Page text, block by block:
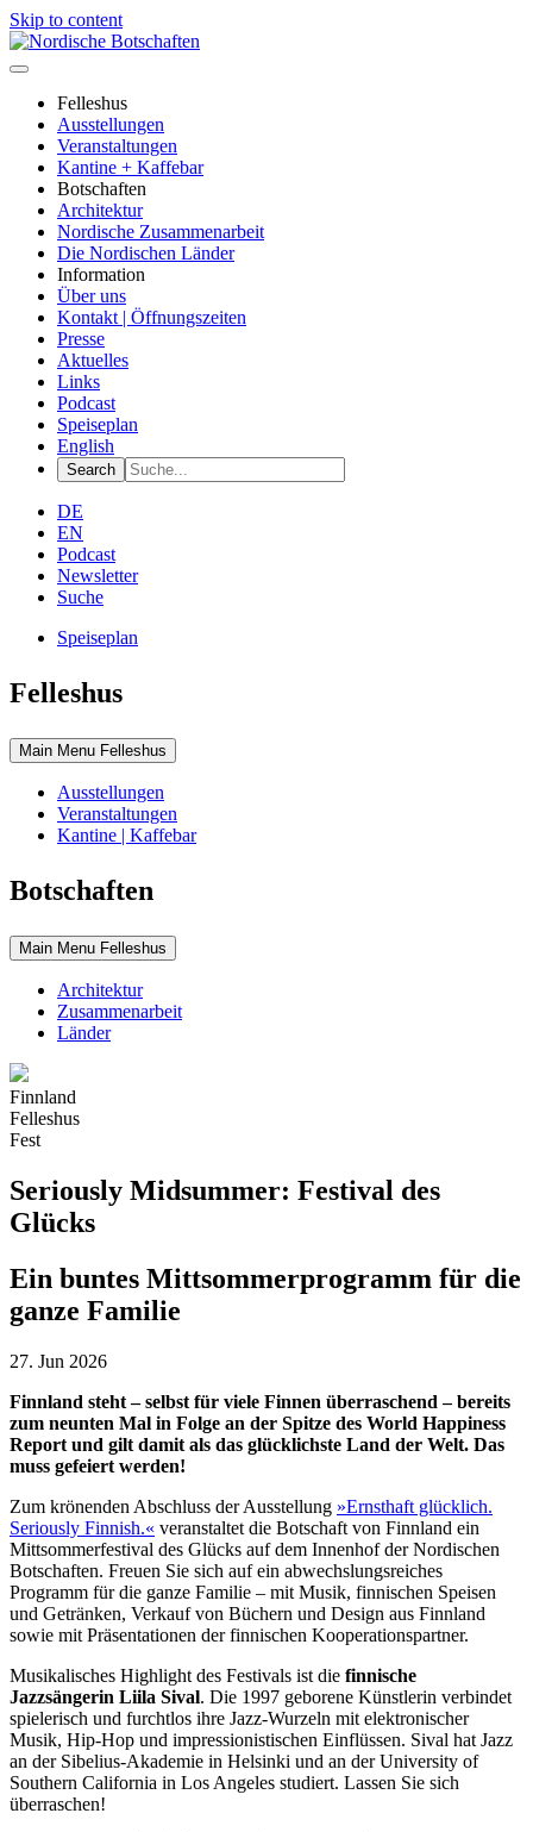
Skip to content
Felleshus
Ausstellungen
Veranstaltungen
Kantine + Kaffebar
Botschaften
Architektur
Nordische Zusammenarbeit
Die Nordischen Länder
Information
Über uns
Kontakt | Öffnungszeiten
Presse
Aktuelles
Links
Podcast
Speiseplan
English
DE
EN
Podcast
Newsletter
Suche
Speiseplan
Felleshus
Main Menu Felleshus
Ausstellungen
Veranstaltungen
Kantine | Kaffebar
Botschaften
Main Menu Felleshus
Architektur
Zusammenarbeit
Länder
Finnland
Felleshus
Fest
Seriously Midsummer: Festival des
Glücks
Ein buntes Mittsommerprogramm für die
ganze Familie
27. Jun 2026
Finnland steht – selbst für viele Finnen überraschend – bereits
zum neunten Mal in Folge an der Spitze des World Happiness
Report und gilt damit als das glücklichste Land der Welt. Das
muss gefeiert werden!
Zum krönenden Abschluss der Ausstellung »Ernsthaft glücklich.
Seriously Finnish.« veranstaltet die Botschaft von Finnland ein
Mittsommerfestival des Glücks auf dem Innenhof der Nordischen
Botschaften. Freuen Sie sich auf ein abwechslungsreiches
Programm für die ganze Familie – mit Musik, finnischen Speisen
und Getränken, Verkauf von Büchern und Design aus Finnland
sowie mit Präsentationen der finnischen Kooperationspartner.
Musikalisches Highlight des Festivals ist die finnische
Jazzsängerin Liila Sival. Die 1997 geborene Künstlerin verbindet
spielerisch und furchtlos ihre Jazz-Wurzeln mit elektronischer
Musik, Hip-Hop und impressionistischen Einflüssen. Sival hat Jazz
an der Sibelius-Akademie in Helsinki und an der University of
Southern California in Los Angeles studiert. Lassen Sie sich
überraschen!